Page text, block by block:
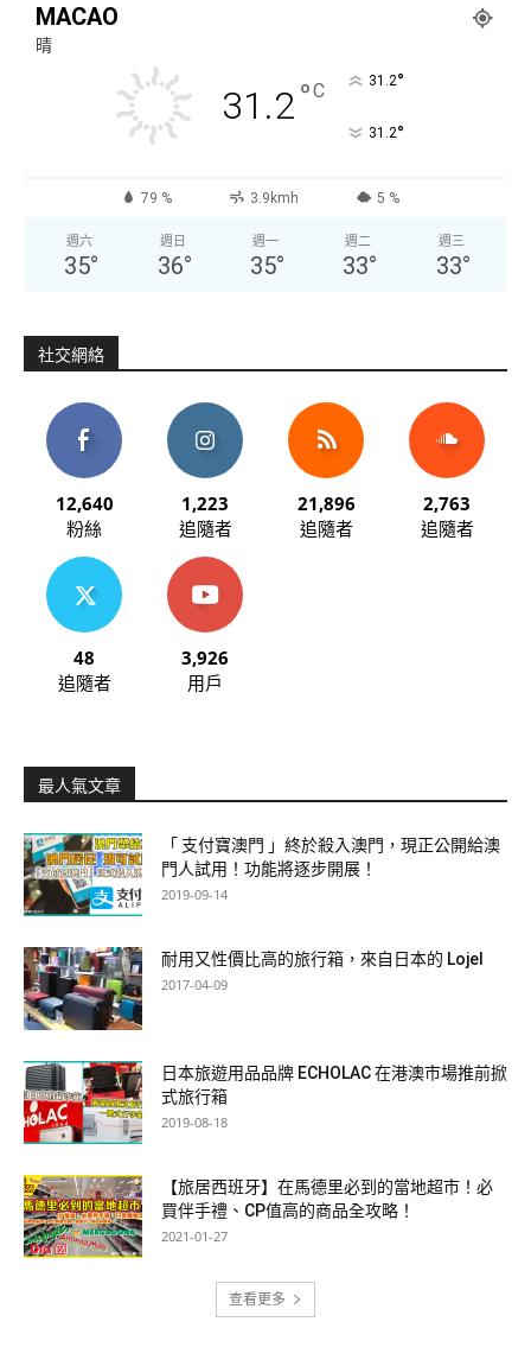
MACAO
晴
31.2°C 31.2°
31.2°
79 % 3.9kmh 5 %
週六
35°
週日
36°
週一
35°
週二
33°
週三
33°
社交網絡
12,640
粉絲
1,223
追隨者
21,896
追隨者
2,763
追隨者
48
追隨者
3,926
用戶
最人氣文章
「 支付寶澳門 」終於殺入澳門，現正公開給澳
門人試用！功能將逐步開展！
2019-09-14
耐用又性價比高的旅行箱，來自日本的 Lojel
2017-04-09
日本旅遊用品品牌 ECHOLAC 在港澳市場推前掀
式旅行箱
2019-08-18
【旅居西班牙】在馬德里必到的當地超市！必
買伴手禮、CP值高的商品全攻略！
2021-01-27
查看更多